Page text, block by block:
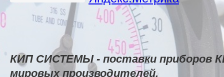
КИП СИСТЕМЫ - поставки приборов
мировых производителей.